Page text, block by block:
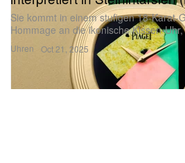
Uhren
Sie kommt in einem stufigen 18-Karat-
Hommage an die ikonische Kissen-
Oct 21, 2025